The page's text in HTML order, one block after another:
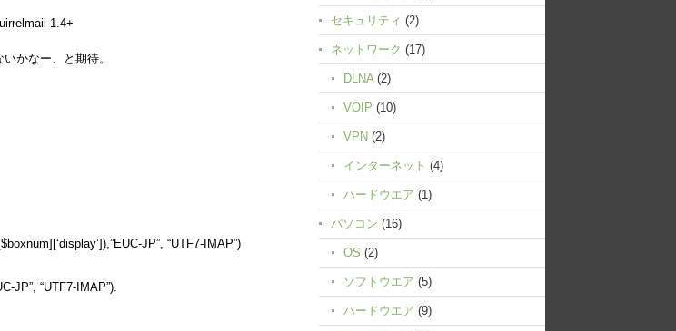
1.4+
かなー、と期待。
JP”, “UTF7-IMAP”)
JP”, “UTF7-IMAP”).
セキュリティ (2)
ネットワーク (17)
DLNA(2)
VOIP (10)
VPN (2)
インターネット (4)
ハードウエア (1)
パソコン (16)
OS (2)
ソフトウエア (5)
ハードウエア (9)